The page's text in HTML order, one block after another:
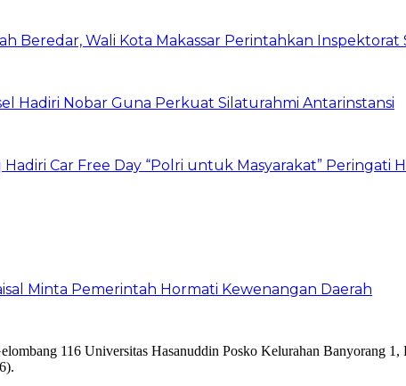
Beredar, Wali Kota Makassar Perintahkan
Hadiri Nobar Guna Perkuat Silaturahmi Antarinstansi
Car Free Day “Polri untuk Masyarakat” Peringati
Minta Pemerintah Hormati Kewenangan Daerah